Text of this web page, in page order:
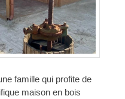
famille qui profite de
maison en bois